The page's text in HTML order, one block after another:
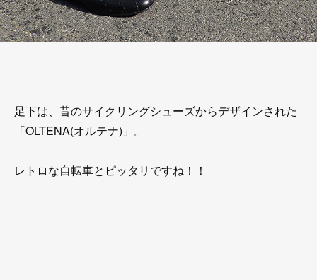
足下は、昔のサイクリングシューズからデザインされた
「OLTENA(オルテナ)」。
レトロな自転車とピッタリですね！！